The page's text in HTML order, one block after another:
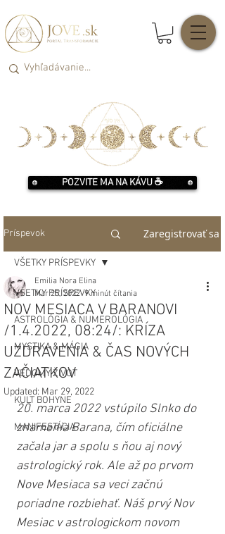
POZVITE MA NA KÁVU ☕️
Príspevok Zaregistrovať sa
VŠETKY PRÍSPEVKY
ASTROLÓGIA & NUMEROLÓGIA
MYSTIKA & MÁGIA
VEDOMÝ ŽIVOT
KULT BOHYNE
MANIFESTÁCIA
VŠETKY PRÍSPEVKY
NOV MESIACA V BARANOVI
/1.4.2022, 08:24/: KRÍZA
UZDRAVENIA & ČAS NOVÝCH
ZAČIATKOV
Emilia Nora Elina
Mar 25, 2022 9 minút čítania
Updated: Mar 29, 2022
20. marca 2022 vstúpilo Slnko do
znamenia Barana, čím oficiálne
začala jar a spolu s ňou aj nový
astrologický rok. Ale až po prvom
Nove Mesiaca sa veci začnú
poriadne rozbiehať. Náš prvý Nov
Mesiac v astrologickom novom